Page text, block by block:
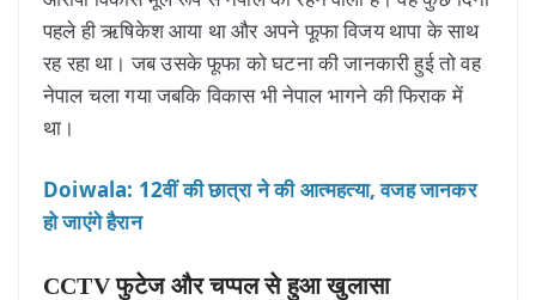
पहले ही ऋषिकेश आया था और अपने फूफा विजय थापा के साथ
रह रहा था। जब उसके फूफा को घटना की जानकारी हुई तो वह
नेपाल चला गया जबकि विकास भी नेपाल भागने की फिराक में
था।
Doiwala: 12वीं की छात्रा ने की आत्महत्या, वजह जानकर
हो जाएंगे हैरान
CCTV फुटेज और चप्पल से हुआ खुलासा